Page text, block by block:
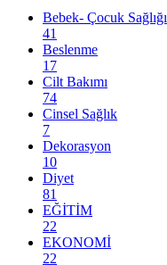
Bebek- Çocuk Sağlığı
41
Beslenme
17
Cilt Bakımı
74
Cinsel Sağlık
7
Dekorasyon
10
Diyet
81
EĞİTİM
22
EKONOMİ
22